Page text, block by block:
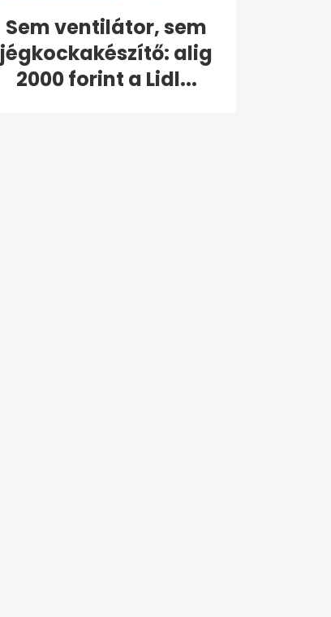
Sem ventilátor, sem
jégkockakészítő: alig
2000 forint a Lidl...